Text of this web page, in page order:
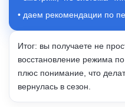
• даем рекомендации по
Итог: вы получаете не
восстановление режима
плюс понимание, что
вернулась в сезон.